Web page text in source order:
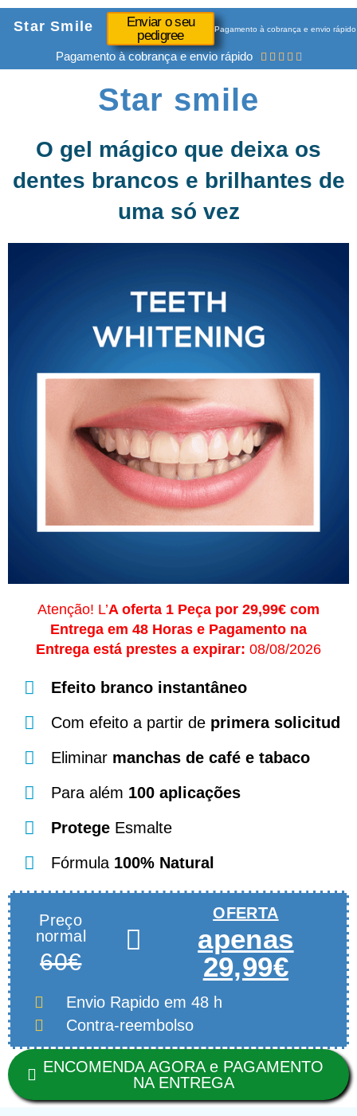
Star Smile
Enviar o seu
pedigree
Pagamento à cobrança e envio rápido
Pagamento à cobrança e envio rápido     
Star smile
O gel mágico que deixa os
dentes brancos e brilhantes de
uma só vez
Atenção! L’A oferta 1 Peça por 29,99€ com
Entrega em 48 Horas e Pagamento na
Entrega está prestes a expirar: 08/08/2026
Efeito branco instantâneo
Com efeito a partir de primera solicitud
Eliminar manchas de café e tabaco
Para além 100 aplicações
ProtegeEsmalte
Fórmula 100% Natural
Preço
normal
60€
OFERTA
apenas
29,99€
Envio Rapido em 48 h
Contra-reembolso
ENCOMENDA AGORA e PAGAMENTO
NA ENTREGA